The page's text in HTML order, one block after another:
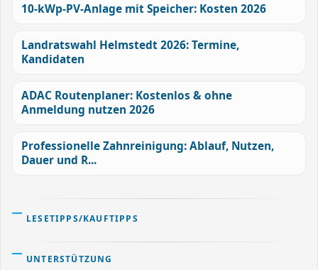
10-kWp-PV-Anlage mit Speicher: Kosten 2026
Landratswahl Helmstedt 2026: Termine,
Kandidaten
ADAC Routenplaner: Kostenlos & ohne
Anmeldung nutzen 2026
Professionelle Zahnreinigung: Ablauf, Nutzen,
Dauer und R...
LESETIPPS/KAUFTIPPS
UNTERSTÜTZUNG